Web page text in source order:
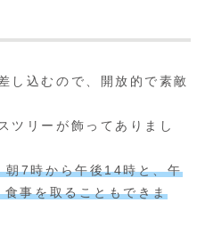
し込むので、開放的で素敵
ツリーが飾ってありまし
朝7時から午後14時と、午
事を取ることもできま